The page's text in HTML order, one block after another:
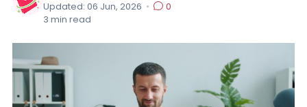
Updated: 06 Jun, 2026 •
0
3 min read